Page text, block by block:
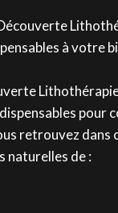
à votre
pour
retrouvez dans
naturelles de :